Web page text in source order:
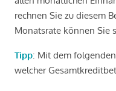
rechnen Sie zu diesem
Monatsrate können Sie
Tipp: Mit dem
welcher